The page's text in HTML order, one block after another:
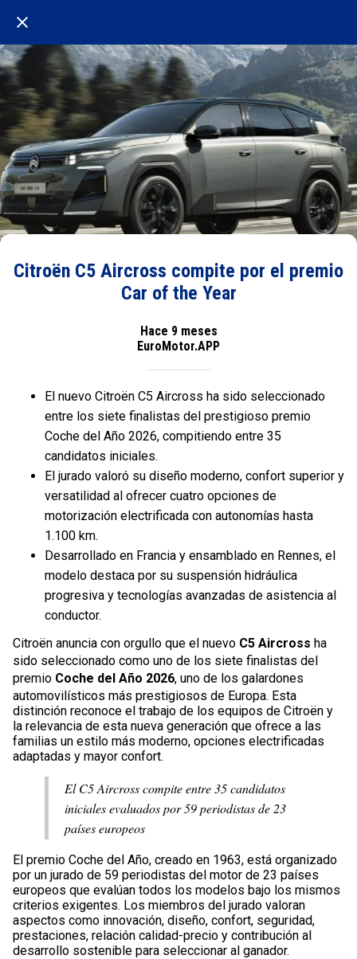
Citroën C5 Aircross compite por el premio
Car of the Year
Hace 9 meses
EuroMotor.APP
El nuevo Citroën C5 Aircross ha sido seleccionado
entre los siete finalistas del prestigioso premio
Coche del Año 2026, compitiendo entre 35
candidatos iniciales.
El jurado valoró su diseño moderno, confort superior y
versatilidad al ofrecer cuatro opciones de
motorización electrificada con autonomías hasta
1.100 km.
Desarrollado en Francia y ensamblado en Rennes, el
modelo destaca por su suspensión hidráulica
progresiva y tecnologías avanzadas de asistencia al
conductor.
Citroën anuncia con orgullo que el nuevo C5 Aircross ha
sido seleccionado como uno de los siete finalistas del
premio Coche del Año 2026, uno de los galardones
automovilísticos más prestigiosos de Europa. Esta
distinción reconoce el trabajo de los equipos de Citroën y
la relevancia de esta nueva generación que ofrece a las
familias un estilo más moderno, opciones electrificadas
adaptadas y mayor confort.
El C5 Aircross compite entre 35 candidatos
iniciales evaluados por 59 periodistas de 23
países europeos
El premio Coche del Año, creado en 1963, está organizado
por un jurado de 59 periodistas del motor de 23 países
europeos que evalúan todos los modelos bajo los mismos
criterios exigentes. Los miembros del jurado valoran
aspectos como innovación, diseño, confort, seguridad,
prestaciones, relación calidad-precio y contribución al
desarrollo sostenible para seleccionar al ganador.